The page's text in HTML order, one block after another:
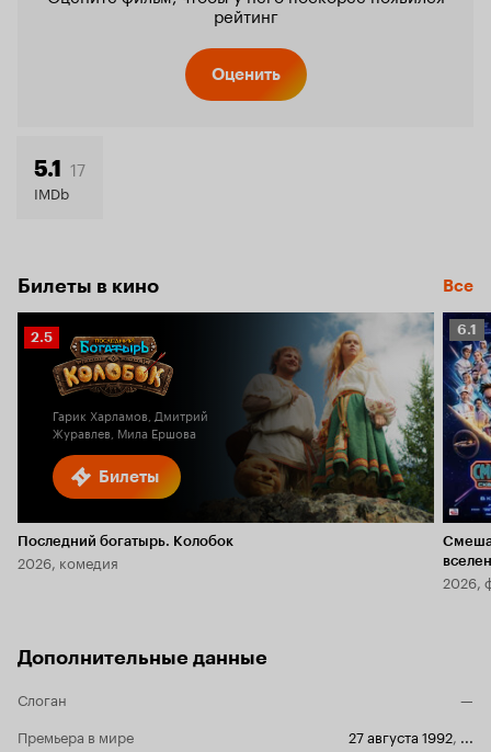
рейтинг
Оценить
5.1 17
IMDb
Билеты в кино Все
Билеты
Рейтинг
Кинопоиска
2.5
Гарик Харламов, Дмитрий
Журавлев, Мила Ершова
Последний богатырь. Колобок
2026, комедия
6.1
6.1
2026,
Дополнительные данные
Слоган
—
Премьера в мире
27 августа 1992, ...